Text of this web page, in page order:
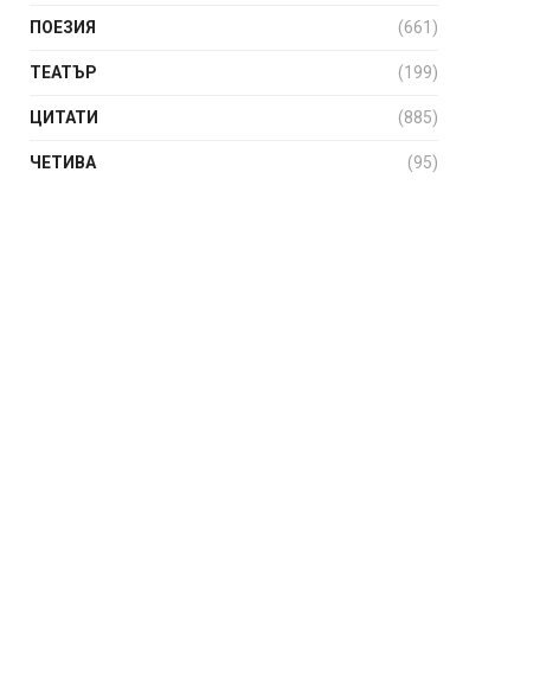
ПОЕЗИЯ (661)
ТЕАТЪР (199)
ЦИТАТИ (885)
ЧЕТИВА (95)